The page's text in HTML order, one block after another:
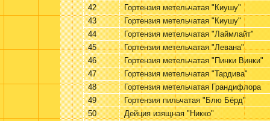
42
Гортензия метельчатая "Киушу"
43
Гортензия метельчатая "Киушу"
44
Гортензия метельчатая "Лаймлайт"
45
Гортензия метельчатая "Левана"
46
Гортензия метельчатая "Пинки Винки"
47
Гортензия метельчатая "Тардива"
48
Гортензия метельчатая Грандифлора
49
Гортензия пильчатая "Блю Бёрд"
50
Дейция изящная "Никко"